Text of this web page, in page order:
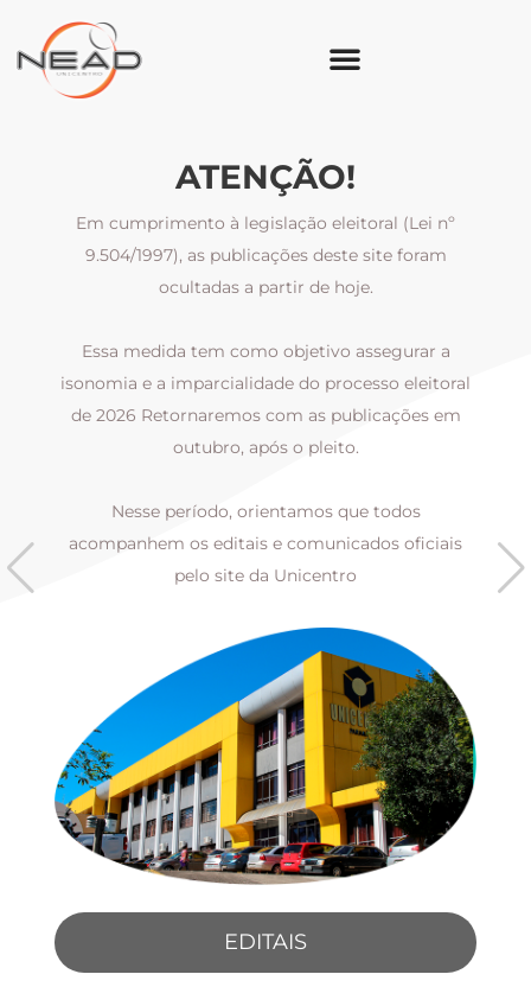
ATENÇÃO!
Em cumprimento à legislação eleitoral (Lei nº
9.504/1997), as publicações deste site foram
ocultadas a partir de hoje.
Essa medida tem como objetivo assegurar a
isonomia e a imparcialidade do processo eleitoral
de 2026 Retornaremos com as publicações em
outubro, após o pleito.
Nesse período, orientamos que todos
acompanhem os editais e comunicados oficiais
pelo site da Unicentro
EDITAIS